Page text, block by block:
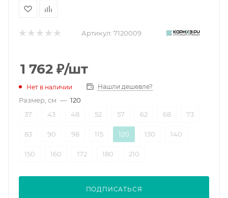
Артикул: 7120009
1 762 ₽/шт
Нет в наличии Нашли дешевле?
Размер, см — 120
37
43 48 52 57 62 68 73
83 90 98 115 120 130 140
150 160 172 180 210
ПОДПИСАТЬСЯ